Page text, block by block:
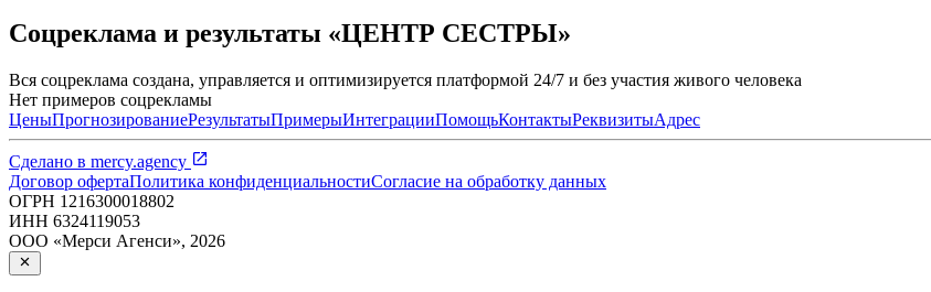
Соцреклама и результаты «ЦЕНТР СЕСТРЫ»
Вся соцреклама создана, управляется и оптимизируется платформой 24/7 и без участия живого человека
Нет примеров соцрекламы
ЦеныПрогнозированиеРезультатыПримерыИнтеграцииПомощьКонтактыРеквизитыАдрес
Сделано в mercy.agency
Договор офертаПолитика конфиденциальностиСогласие на обработку данных
ОГРН 1216300018802
ИНН 6324119053
ООО «Мерси Агенси», 2026